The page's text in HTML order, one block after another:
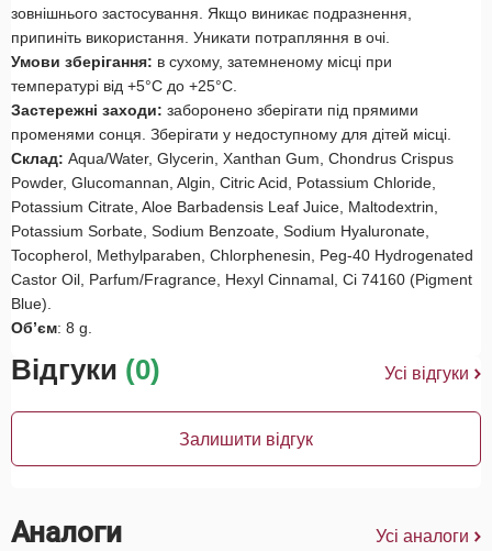
зовнішнього застосування. Якщо виникає подразнення,
припиніть використання. Уникати потрапляння в очі.
Умови зберігання: в сухому, затемненому місці при
температурі від +5°С до +25°С.
Застережні заходи: заборонено зберігати під прямими
променями сонця. Зберігати у недоступному для дітей місці.
Склад: Aqua/Water, Glycerin, Xanthan Gum, Chondrus Crispus
Powder, Glucomannan, Algin, Citric Acid, Potassium Chloride,
Potassium Citrate, Aloe Barbadensis Leaf Juice, Maltodextrin,
Potassium Sorbate, Sodium Benzoate, Sodium Hyaluronate,
Tocopherol, Methylparaben, Chlorphenesin, Peg-40 Hydrogenated
Castor Oil, Parfum/Fragrance, Hexyl Cinnamal, Ci 74160 (Pigment
Blue).
Об’єм: 8 g.
Відгуки (0) Усі відгуки
Залишити відгук
Аналоги Усі аналоги